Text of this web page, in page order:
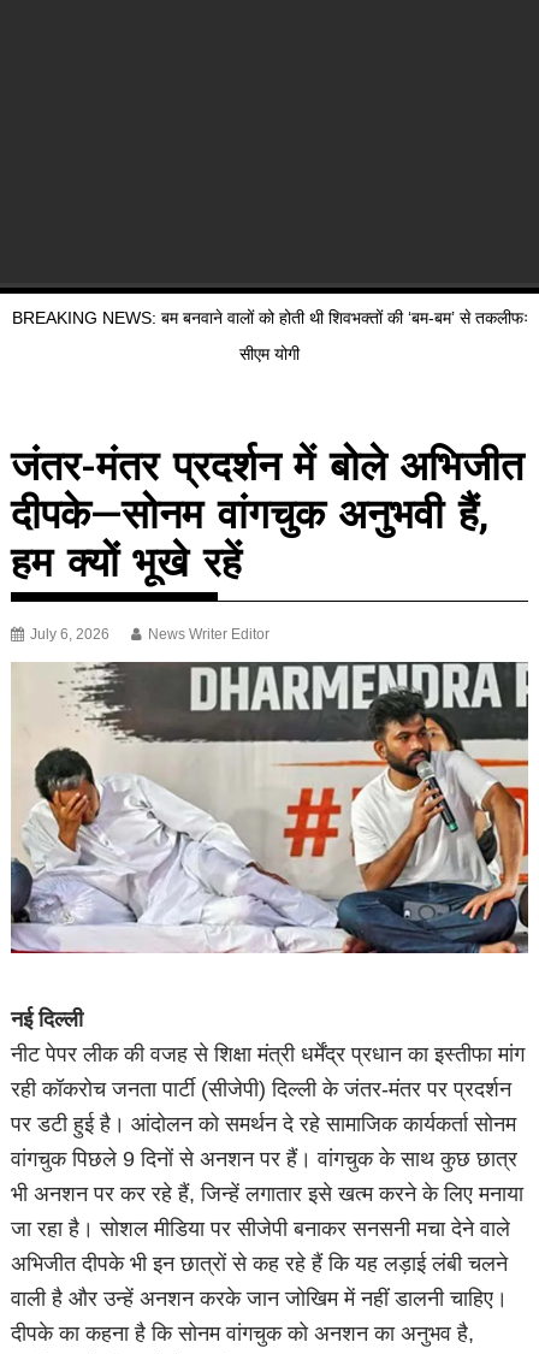
BREAKING NEWS: बम बनवाने वालों को होती थी शिवभक्तों की ‘बम-बम’ से तकलीफः
सीएम योगी
जंतर-मंतर प्रदर्शन में बोले अभिजीत
दीपके—सोनम वांगचुक अनुभवी हैं,
हम क्यों भूखे रहें
July 6, 2026 News Writer Editor
नई दिल्ली
नीट पेपर लीक की वजह से शिक्षा मंत्री धर्मेंद्र प्रधान का इस्तीफा मांग
रही कॉकरोच जनता पार्टी (सीजेपी) दिल्ली के जंतर-मंतर पर प्रदर्शन
पर डटी हुई है। आंदोलन को समर्थन दे रहे सामाजिक कार्यकर्ता सोनम
वांगचुक पिछले 9 दिनों से अनशन पर हैं। वांगचुक के साथ कुछ छात्र
भी अनशन पर कर रहे हैं, जिन्हें लगातार इसे खत्म करने के लिए मनाया
जा रहा है। सोशल मीडिया पर सीजेपी बनाकर सनसनी मचा देने वाले
अभिजीत दीपके भी इन छात्रों से कह रहे हैं कि यह लड़ाई लंबी चलने
वाली है और उन्हें अनशन करके जान जोखिम में नहीं डालनी चाहिए।
दीपके का कहना है कि सोनम वांगचुक को अनशन का अनुभव है,